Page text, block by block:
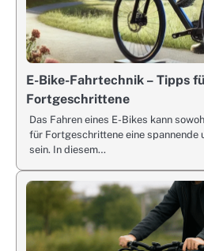
E-Bike-Fahrtechnik – Tipps
Fortgeschrittene
Das Fahren eines E-Bikes kann
für Fortgeschrittene eine spannende
sein. In diesem…